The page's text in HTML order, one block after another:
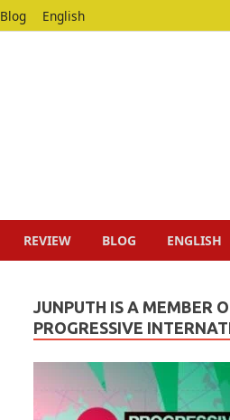
Blog English
REVIEW BLOG ENGLISH
JUNPUTH IS A MEMBER
PROGRESSIVE